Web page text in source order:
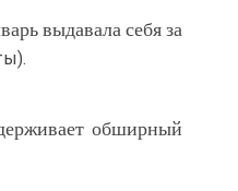
выдавала себя за
обширный